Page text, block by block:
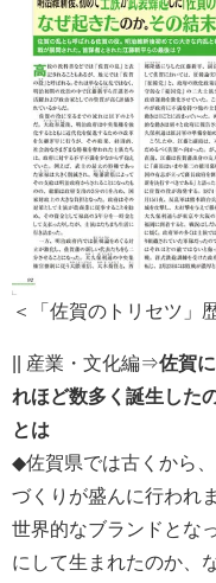
＜「佐賀のトリセツ」
|| 産業・文化編⇒佐賀
れほど数多く誕生した
とは
◆佐賀県では古くから
づくりが盛んに行われ
世界的なブランドとな
にして生まれたのか、